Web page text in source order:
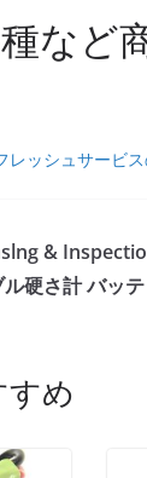
など
レッシュサービ
&
硬さ計 バッ
め